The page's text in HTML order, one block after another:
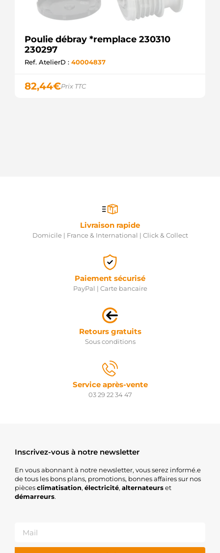
Poulie débray *remplace 230310
230297
Ref. AtelierD : 40004837
82,44€Prix TTC
Livraison rapide
Domicile | France & International | Click & Collect
Paiement sécurisé
PayPal | Carte bancaire
Retours gratuits
Sous conditions
Service après-vente
03 29 22 34 47
Inscrivez-vous à notre newsletter
En vous abonnant à notre newsletter, vous serez informé.e
de tous les bons plans, promotions, bonnes affaires sur nos
piècesclimatisation, électricité, alternateurset
démarreurs.